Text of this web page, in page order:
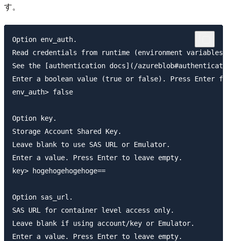
す。
Option env_auth.
Read credentials from runtime (environment
See the [authentication docs](/
Enter a boolean value (true or false). Press Enter
env_auth> false
Option key.
Storage Account Shared Key.
Leave blank to use SAS URL or Emulator.
Enter a value. Press Enter to leave empty.
key> hogehogehogehoge==
Option sas_url.
SAS URL for container level access only.
Leave blank if using account/key or Emulator.
Enter a value. Press Enter to leave empty.